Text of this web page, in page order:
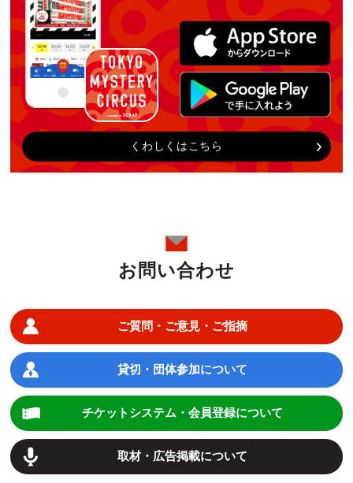
くわしくはこちら
お問い合わせ
ご質問・ご意見・ご指摘
貸切・団体参加について
チケットシステム・会員登録について
取材・広告掲載について